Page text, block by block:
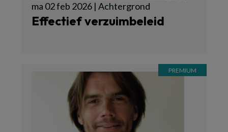
ma 02 feb 2026 | Achtergrond
Effectief verzuimbeleid